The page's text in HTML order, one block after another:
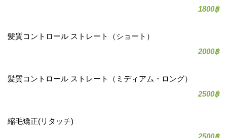
1800฿
髪質コントロール ストレート（ショート）
2000฿
髪質コントロール ストレート（ミディアム・ロング）
2500฿
縮毛矯正(リタッチ)
2500฿